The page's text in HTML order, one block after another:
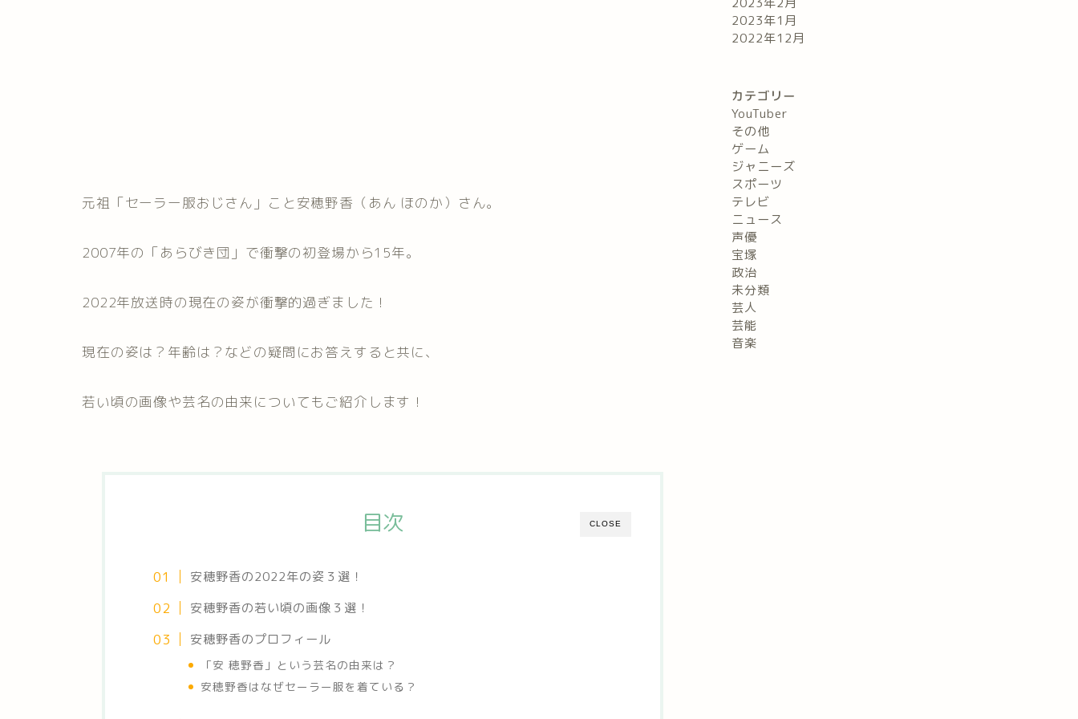
元祖「セーラー服おじさん」こと安穂野香（あん ほのか）さん。
2007年の「あらびき団」で衝撃の初登場から15年。
2022年放送時の現在の姿が衝撃的過ぎました！
現在の姿は？年齢は？などの疑問にお答えすると共に、
若い頃の画像や芸名の由来についてもご紹介します！
CLOSE
目次
安穂野香の2022年の姿３選！
安穂野香の若い頃の画像３選！
安穂野香のプロフィール
「安 穂野香」という芸名の由来は？
安穂野香はなぜセーラー服を着ている？
2023年1月
2022年12月
カテゴリー
YouTuber
その他
ゲーム
ジャニーズ
スポーツ
テレビ
ニュース
声優
宝塚
政治
未分類
芸人
芸能
音楽